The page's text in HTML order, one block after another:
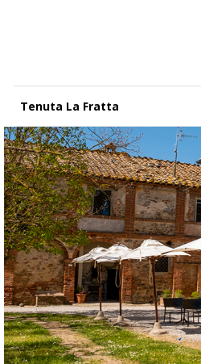
Tenuta La Fratta